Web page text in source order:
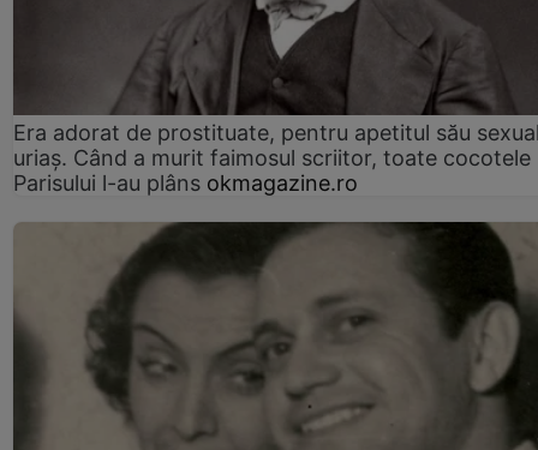
Era adorat de prostituate, pentru apetitul său
uriaș. Când a murit faimosul scriitor, toate cocotele
Parisului l-au plâns okmagazine.ro